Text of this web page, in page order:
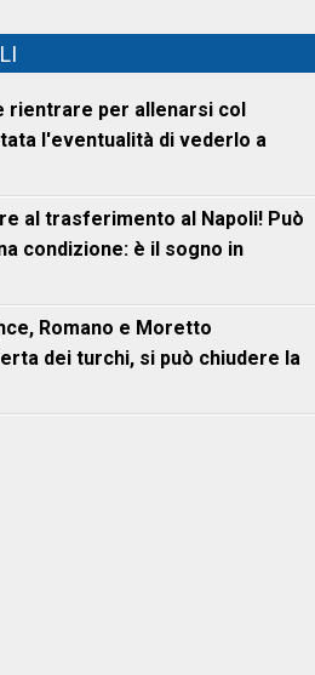
rientrare per allenarsi col
l'eventualità di vederlo a
al trasferimento al Napoli! Può
condizione: è il sogno in
Romano e Moretto
dei turchi, si può chiudere la